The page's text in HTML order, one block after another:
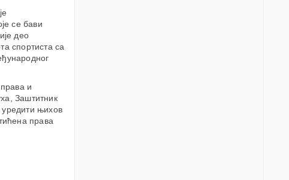
се бави
део
спортиста са
и
Заштитник
њихов
права